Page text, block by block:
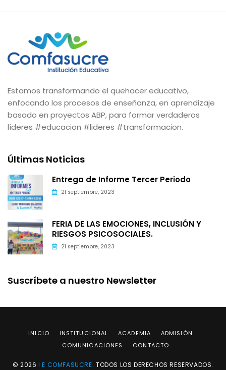
Estamos transformando el quehacer educativo,
enfocando los procesos de enseñanza, en aprendizaje
basado en proyectos ABP, para formar verdaderos
líderes #educacion #lideres #transformacion.
Últimas Noticias
Entrega de Informe Tercer Periodo
21 septiembre, 2023
FERIA DE LAS EMOCIONES, INCLUSIÓN Y
RIESGOS PSICOSOCIALES.
21 septiembre, 2023
Suscríbete a nuestro Newsletter
INICIO INSTITUCIONAL ACADEMIA
ADMISIÓN
COMUNICACIONES
CONTACTO
© 2026I.E COMFASUCRE. TODOS LOS DERECHOS RESERVADOS.